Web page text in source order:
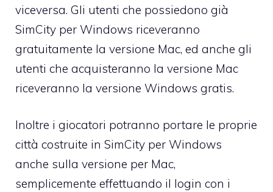
viceversa. Gli utenti che possiedono già
SimCity per Windows riceveranno
gratuitamente la versione Mac, ed anche gli
utenti che acquisteranno la versione Mac
riceveranno la versione Windows gratis.
Inoltre i giocatori potranno portare le proprie
città costruite in SimCity per Windows
anche sulla versione per Mac,
semplicemente effettuando il login con i